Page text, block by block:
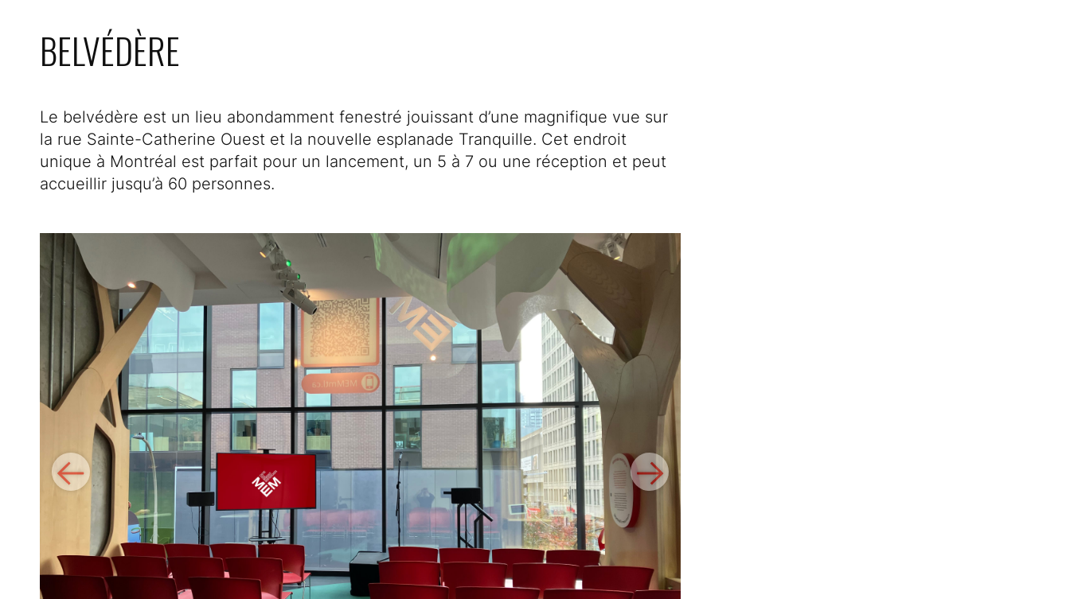
BELVÉDÈRE
Le belvédère est un lieu abondamment fenestré jouissant d’une magnifique vue sur
la rue Sainte-Catherine Ouest et la nouvelle esplanade Tranquille. Cet endroit
unique à Montréal est parfait pour un lancement, un 5 à 7 ou une réception et peut
accueillir jusqu’à 60 personnes.